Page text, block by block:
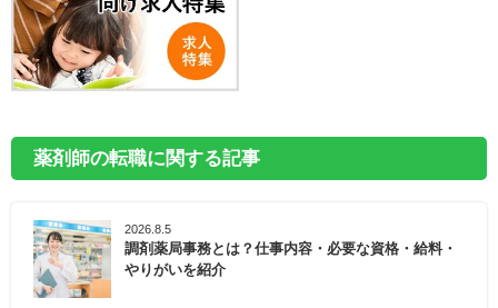
薬剤師の転職に関する記事
2026.8.5
調剤薬局事務とは？仕事内容・必要な資格・給料・
やりがいを紹介